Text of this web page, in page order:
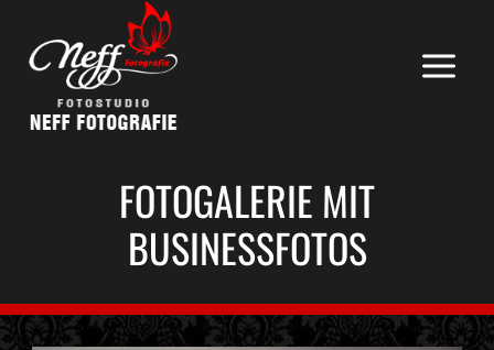
Inhalt
springen
FOTOGALERIE MIT
BUSINESSFOTOS